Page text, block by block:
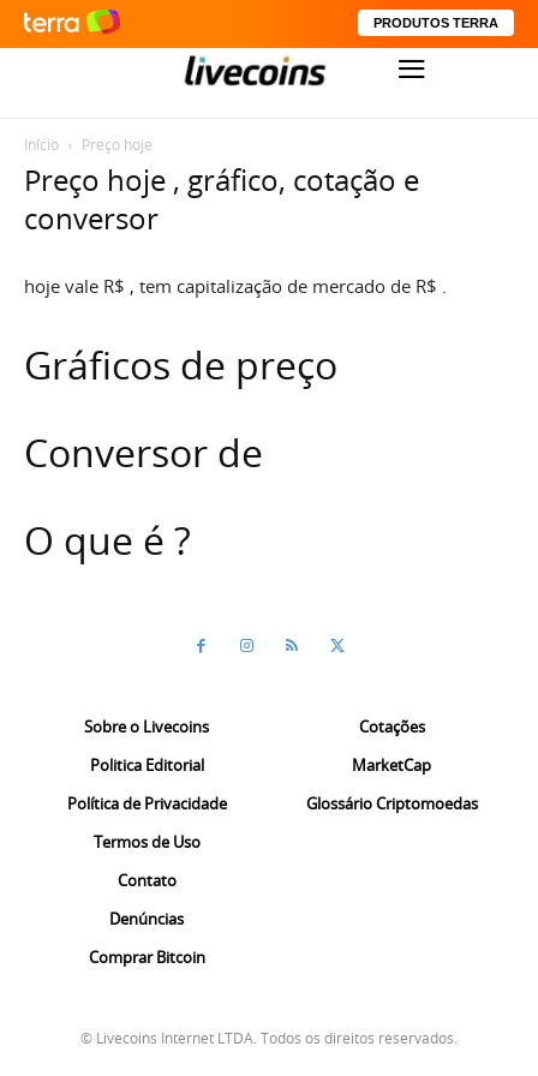
PRODUTOS TERRA
Início Preço hoje
Preço hoje , gráfico, cotação e
conversor
hoje vale R$ , tem capitalização de mercado de R$ .
Gráficos de preço
Conversor de
O que é ?
Sobre o Livecoins
Politica Editorial
Política de Privacidade
Termos de Uso
Contato
Denúncias
Comprar Bitcoin
Cotações
MarketCap
Glossário Criptomoedas
© Livecoins Internet LTDA. Todos os direitos reservados.